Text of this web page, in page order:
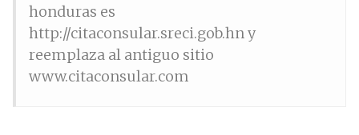
honduras es
http://citaconsular.sreci.gob.hn y
reemplaza al antiguo sitio
www.citaconsular.com